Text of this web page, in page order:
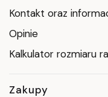
Kontakt oraz
Opinie
Kalkulator rozmiaru
Zakupy